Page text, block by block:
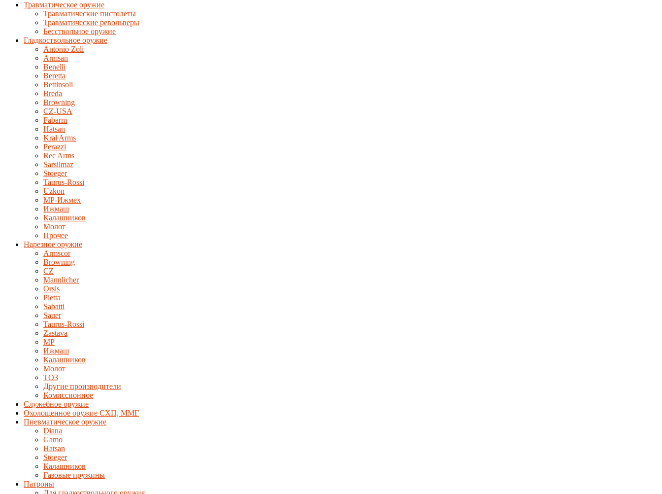
Травматическое оружие
Травматические пистолеты
Травматические револьверы
Бесствольное оружие
Гладкоствольное оружие
Antonio Zoli
Armsan
Benelli
Beretta
Bettinsoli
Breda
Browning
CZ-USA
Fabarm
Hatsan
Kral Arms
Perazzi
Rec Arms
Sarsilmaz
Stoeger
Taurus-Rossi
Uzkon
MP-Ижмех
Ижмаш
Калашников
Молот
Прочее
Нарезное оружие
Armscor
Browning
CZ
Mannlicher
Orsis
Pietta
Sabatti
Sauer
Taurus-Rossi
Zastava
MP
Ижмаш
Калашников
Молот
ТОЗ
Другие производители
Комиссионное
Служебное оружие
Охолощенное оружие СХП, ММГ
Пневматическое оружие
Diana
Gamo
Hatsan
Stoeger
Калашников
Газовые пружины
Патроны